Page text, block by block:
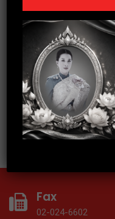
3
อบรมก
อย่างมือ
18
อบรมเท
Gen ให้
Fax
02-024-6602